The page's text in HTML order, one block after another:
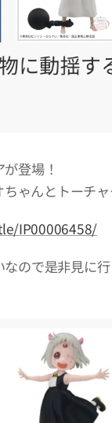
登場！
ゃんとトーチ
IP00006458/
ので是非見に